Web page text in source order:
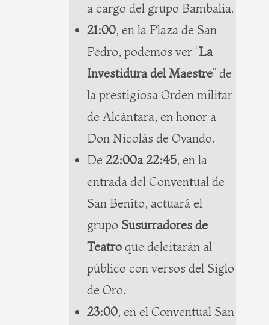
a cargo del grupo Bambalia.
21:00, en la Plaza de San
Pedro, podemos ver “La
Investidura del Maestre” de
la prestigiosa Orden militar
de Alcántara, en honor a
Don Nicolás de Ovando.
De 22:00a 22:45, en la
entrada del Conventual de
San Benito, actuará el
grupo Susurradores de
Teatro que deleitarán al
público con versos del Siglo
de Oro.
23:00, en el Conventual San